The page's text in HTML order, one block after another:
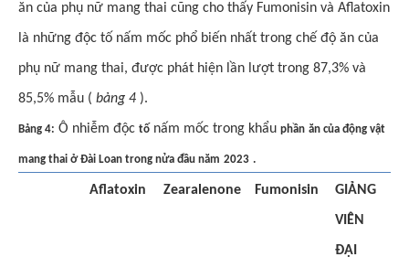
ăn của phụ nữ mang thai cũng cho thấy Fumonisin và Aflatoxin
là những độc tố nấm mốc phổ biến nhất trong chế độ ăn của
phụ nữ mang thai, được phát hiện lần lượt trong 87,3% và
85,5% mẫu ( bảng 4 ).
Bảng 4: Ô nhiễm độc tố nấm mốc trong khẩu phần ăn của động vật
mang thai ở Đài Loan trong nửa đầu năm 2023 .
Aflatoxin Zearalenone Fumonisin GIẢNG
VIÊN
ĐẠI